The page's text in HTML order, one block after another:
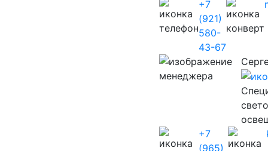
+7
(921)
580-
43-67
+7
(965)